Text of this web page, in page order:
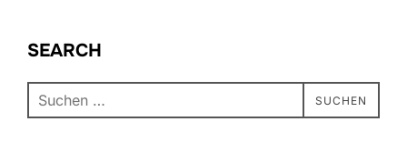
SEARCH
SUCHEN